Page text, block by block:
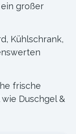
großer
Kühlschrank,
frische
Duschgel &